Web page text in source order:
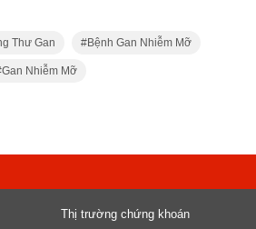
Thư Gan Bệnh Gan Nhiễm Mỡ
Gan Nhiễm Mỡ
Thị trường chứng khoán